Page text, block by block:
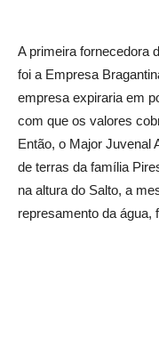
A primeira fornecedora
foi a Empresa
empresa expiraria em
com que os valores
Então, o Major Juvenal
de terras da família
na altura do Salto, a
represamento da água,